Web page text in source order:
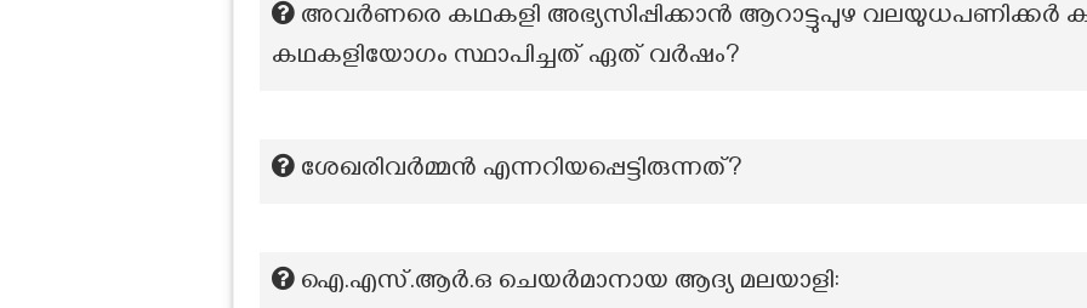
അവർണരെ കഥകളി അഭ്യസിപ്പിക്കാൻ ആറാട്ടുപുഴ വലയുധപണിക്കർ
കഥകളിയോഗം സ്ഥാപിച്ചത് ഏത് വർഷം?
ശേഖരിവർമ്മൻ എന്നറിയപ്പെട്ടിരുന്നത്?
ഐ.എസ്.ആർ.ഒ ചെയർമാനായ ആദ്യ മലയാളി: